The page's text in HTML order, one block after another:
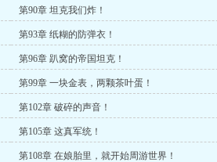
第90章 坦克我们炸！
第93章 纸糊的防弹衣！
第96章 趴窝的帝国坦克！
第99章 一块金表，两颗茶叶蛋！
第102章 破碎的声音！
第105章 这真军统！
第108章 在娘胎里，就开始周游世界！